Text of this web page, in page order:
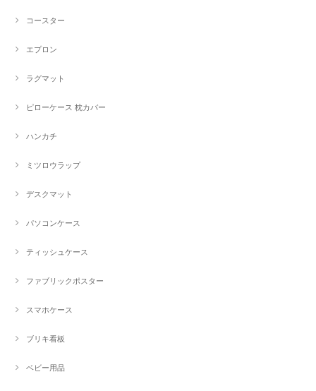
コースター
エプロン
ラグマット
ピローケース 枕カバー
ハンカチ
ミツロウラップ
デスクマット
パソコンケース
ティッシュケース
ファブリックポスター
スマホケース
ブリキ看板
ベビー用品